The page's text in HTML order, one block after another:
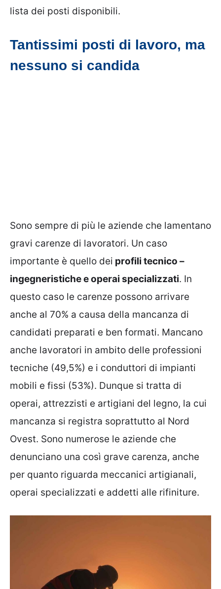
lista dei posti disponibili.
Tantissimi posti di lavoro, ma
nessuno si candida
Sono sempre di più le aziende che lamentano
gravi carenze di lavoratori. Un caso
importante è quello dei profili tecnico –
ingegneristiche e operai specializzati. In
questo caso le carenze possono arrivare
anche al 70% a causa della mancanza di
candidati preparati e ben formati. Mancano
anche lavoratori in ambito delle professioni
tecniche (49,5%) e i conduttori di impianti
mobili e fissi (53%). Dunque si tratta di
operai, attrezzisti e artigiani del legno, la cui
mancanza si registra soprattutto al Nord
Ovest. Sono numerose le aziende che
denunciano una così grave carenza, anche
per quanto riguarda meccanici artigianali,
operai specializzati e addetti alle rifiniture.